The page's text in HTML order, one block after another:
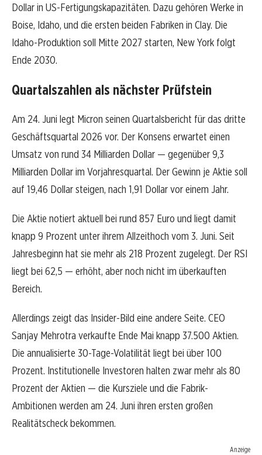
Dollar in US-Fertigungskapazitäten. Dazu gehören Werke in
Boise, Idaho, und die ersten beiden Fabriken in Clay. Die
Idaho-Produktion soll Mitte 2027 starten, New York folgt
Ende 2030.
Quartalszahlen als nächster Prüfstein
Am 24. Juni legt Micron seinen Quartalsbericht für das dritte
Geschäftsquartal 2026 vor. Der Konsens erwartet einen
Umsatz von rund 34 Milliarden Dollar — gegenüber 9,3
Milliarden Dollar im Vorjahresquartal. Der Gewinn je Aktie soll
auf 19,46 Dollar steigen, nach 1,91 Dollar vor einem Jahr.
Die Aktie notiert aktuell bei rund 857 Euro und liegt damit
knapp 9 Prozent unter ihrem Allzeithoch vom 3. Juni. Seit
Jahresbeginn hat sie mehr als 218 Prozent zugelegt. Der RSI
liegt bei 62,5 — erhöht, aber noch nicht im überkauften
Bereich.
Allerdings zeigt das Insider-Bild eine andere Seite. CEO
Sanjay Mehrotra verkaufte Ende Mai knapp 37.500 Aktien.
Die annualisierte 30-Tage-Volatilität liegt bei über 100
Prozent. Institutionelle Investoren halten zwar mehr als 80
Prozent der Aktien — die Kursziele und die Fabrik-
Ambitionen werden am 24. Juni ihren ersten großen
Realitätscheck bekommen.
Anzeige